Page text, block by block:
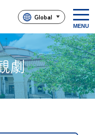
t
o
g
g
l
e
n
a
v
i
g
a
Global
劇